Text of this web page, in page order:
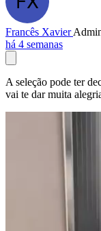
Francês Xavier
há 4 semanas
A seleção pode ter
vai te dar muita